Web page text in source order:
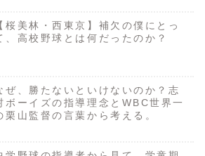
【桜美林・西東京】補欠の僕にとっ
、高校野球とは何だったのか？
ぜ、勝たないといけないのか？志
ボーイズの指導理念とWBC世界一
栗山監督の言葉から考える。